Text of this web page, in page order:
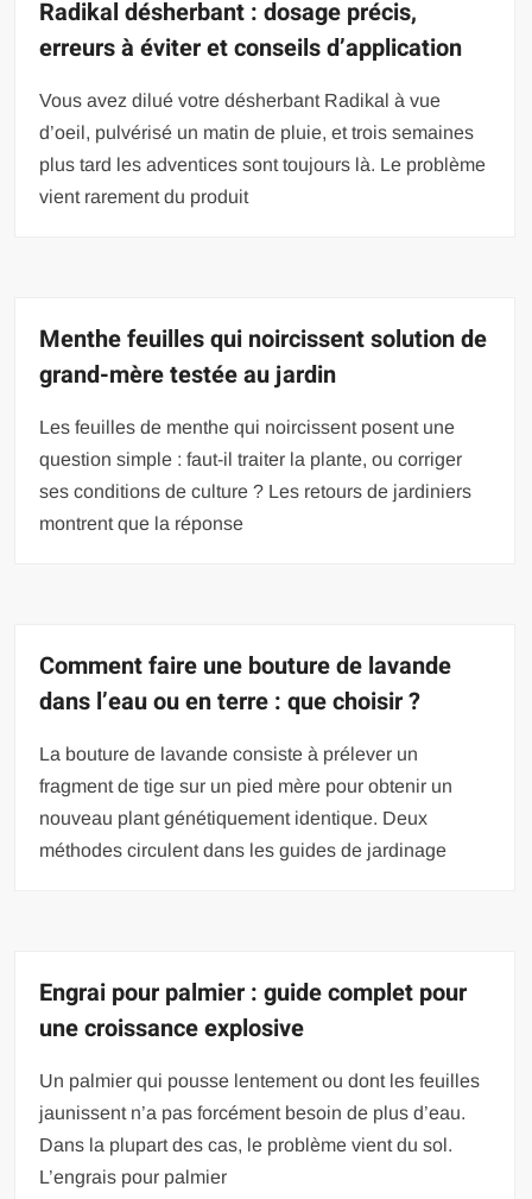
Radikal désherbant : dosage précis,
erreurs à éviter et conseils d’application
Vous avez dilué votre désherbant Radikal à vue
d’oeil, pulvérisé un matin de pluie, et trois semaines
plus tard les adventices sont toujours là. Le problème
vient rarement du produit
Menthe feuilles qui noircissent solution de
grand-mère testée au jardin
Les feuilles de menthe qui noircissent posent une
question simple : faut-il traiter la plante, ou corriger
ses conditions de culture ? Les retours de jardiniers
montrent que la réponse
Comment faire une bouture de lavande
dans l’eau ou en terre : que choisir ?
La bouture de lavande consiste à prélever un
fragment de tige sur un pied mère pour obtenir un
nouveau plant génétiquement identique. Deux
méthodes circulent dans les guides de jardinage
Engrai pour palmier : guide complet pour
une croissance explosive
Un palmier qui pousse lentement ou dont les feuilles
jaunissent n’a pas forcément besoin de plus d’eau.
Dans la plupart des cas, le problème vient du sol.
L’engrais pour palmier